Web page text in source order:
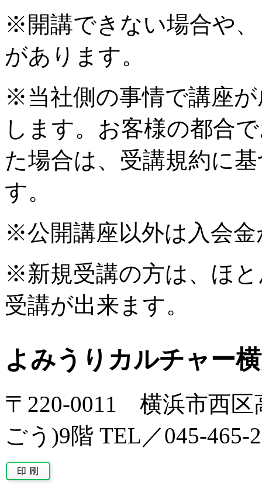
※開講できない場合や
があります。
※当社側の事情で講座
します。お客様の都合
た場合は、受講規約に
す。
※公開講座以外は入会
※新規受講の方は、ほ
受講が出来ます。
よみうりカルチャー
〒220-0011 横浜市西区
ごう)9階 TEL／045-465-